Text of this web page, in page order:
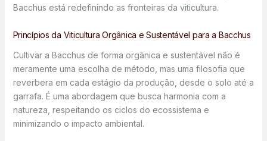
Bacchus está redefinindo as fronteiras da viticultura.
Princípios da Viticultura Orgânica e Sustentável para a Bacchus
Cultivar a Bacchus de forma orgânica e sustentável não é
meramente uma escolha de método, mas uma filosofia que
reverbera em cada estágio da produção, desde o solo até a
garrafa. É uma abordagem que busca harmonia com a
natureza, respeitando os ciclos do ecossistema e
minimizando o impacto ambiental.